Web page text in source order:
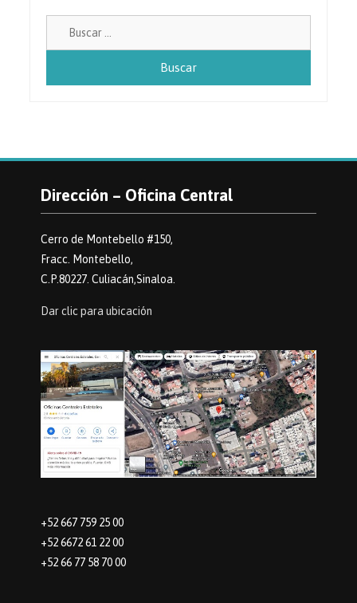
Dirección – Oficina Central
Cerro de Montebello #150,
Fracc. Montebello,
C.P.80227. Culiacán,Sinaloa.
Dar clic para ubicación
+52 667 759 25 00
+52 6672 61 22 00
+52 66 77 58 70 00